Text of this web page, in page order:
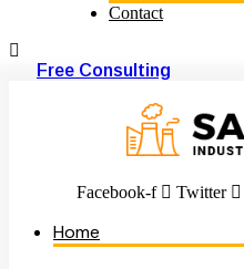
Contact
Free Consulting
Facebook-f Twitter
Home